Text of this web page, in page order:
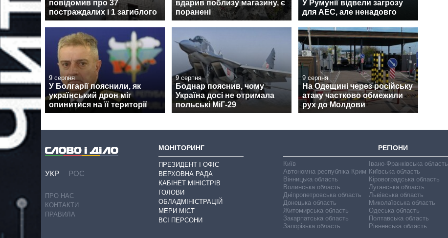
повідомив про 37
постраждалих і 1 загиблого
вдарив поблизу магазину, є
поранені
У Румунії відвели загрозу
для АЕС, але ненадовго
9 серпня
У Болгарії пояснили, як
український дрон міг
опинитися на її території
9 серпня
Боднар пояснив, чому
Україна досі не отримала
польські МіГ-29
9 серпня
На Одещині через російську
атаку частково обмежили
рух до Молдови
УКР РОС
ПРО НАС
КОНТАКТИ
ПРАВИЛА
МОНІТОРИНГ
ПРЕЗИДЕНТ І ОФІС
ВЕРХОВНА РАДА
КАБІНЕТ МІНІСТРІВ
ГОЛОВИ
ОБЛАДМІНІСТРАЦІЙ
МЕРИ МІСТ
ВСІ ПЕРСОНИ
РЕГІОНИ
Київ
Автономна республіка Крим
Вінницька область
Волинська область
Дніпропетровська область
Донецька область
Житомирська область
Закарпатська область
Запорізька область
Івано-Франківська область
Київська область
Кіровоградська область
Луганська область
Львівська область
Миколаївська область
Одеська область
Полтавська область
Рівненська область